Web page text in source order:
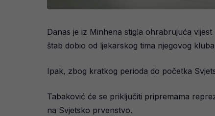
Danas je iz Minhena stigla ohrabrujuća
štab dobio od ljekarskog tima njegovog
Ipak, zbog kratkog perioda do početka
Tabaković će se priključiti pripremama
na Svjetsko prvenstvo.